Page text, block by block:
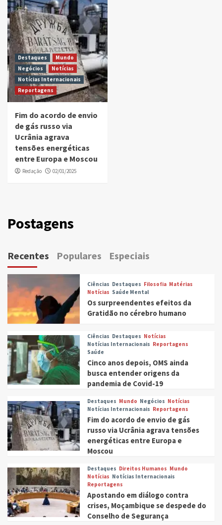
Destaques
Mundo
Negócios
Notícias
Notícias Internacionais
Reportagens
Fim do acordo de envio
de gás russo via
Ucrânia agrava
tensões energéticas
entre Europa e Moscou
Redação 02/01/2025
Postagens
Recentes Populares Especiais
Ciências Destaques Filosofia Matérias
Notícias Saúde Mental
Os surpreendentes efeitos da
Gratidão no cérebro humano
Ciências Destaques Notícias
Notícias Internacionais Reportagens
Saúde
Cinco anos depois, OMS ainda
busca entender origens da
pandemia de Covid-19
Destaques Mundo Negócios Notícias
Notícias Internacionais Reportagens
Fim do acordo de envio de gás
russo via Ucrânia agrava tensões
energéticas entre Europa e
Moscou
Destaques Direitos Humanos Mundo
Notícias Notícias Internacionais
Reportagens
Apostando em diálogo contra
crises, Moçambique se despede do
Conselho de Segurança